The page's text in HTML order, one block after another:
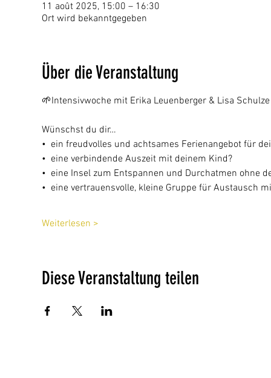
11 août 2025, 15:00 – 16:30
Ort wird bekanntgegeben
Über die Veranstaltung
🌱Intensivwoche mit Erika Leuenberger & Lisa
Wünschst du dir…
•  ein freudvolles und achtsames Ferienangebot für
•  eine verbindende Auszeit mit deinem Kind?
•  eine Insel zum Entspannen und Durchatmen ohne
•  eine vertrauensvolle, kleine Gruppe für Austausch
Weiterlesen >
Diese Veranstaltung teilen